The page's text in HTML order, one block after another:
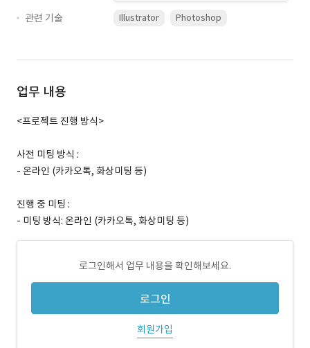
관련 기술
Illustrator Photoshop
업무 내용
<프로젝트 진행 방식>
사전 미팅 방식 :
- 온라인 (카카오톡, 화상미팅 등)
진행 중 미팅 :
- 미팅 방식: 온라인 (카카오톡, 화상미팅 등)
로그인해서 업무 내용을 확인해보세요.
로그인
회원가입